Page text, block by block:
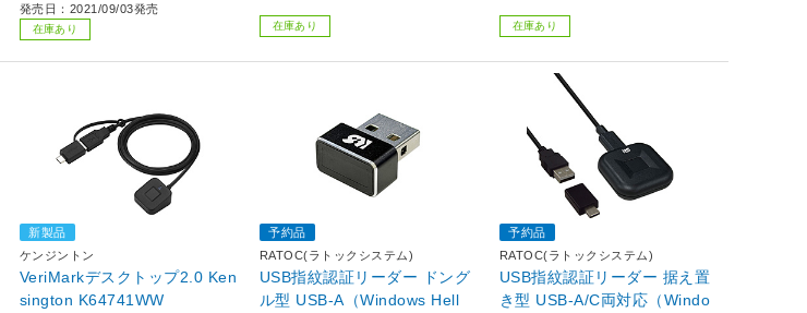
発売日：2021/09/03発売
在庫あり 在庫あり 在庫あり
新製品
ケンジントン
VeriMarkデスクトップ2.0 Ken
sington K64741WW
予約品
RATOC(ラトックシステム)
USB指紋認証リーダー ドング
ル型 USB-A（Windows Hell
予約品
RATOC(ラトックシステム)
USB指紋認証リーダー 据え置
き型 USB-A/C両対応（Windo